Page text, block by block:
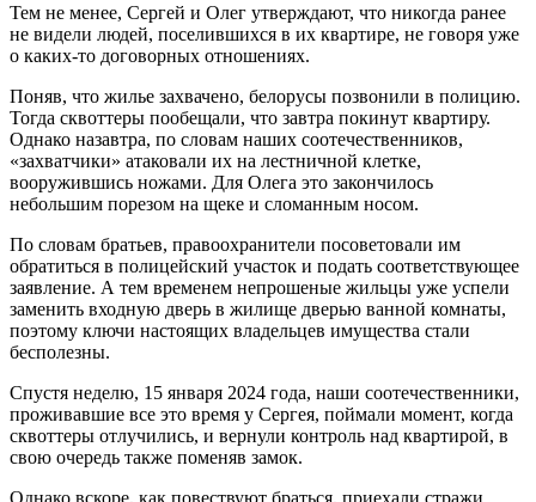
Тем не менее, Сергей и Олег утверждают, что никогда ранее
не видели людей, поселившихся в их квартире, не говоря уже
о каких-то договорных отношениях.
Поняв, что жилье захвачено, белорусы позвонили в полицию.
Тогда сквоттеры пообещали, что завтра покинут квартиру.
Однако назавтра, по словам наших соотечественников,
«захватчики» атаковали их на лестничной клетке,
вооружившись ножами. Для Олега это закончилось
небольшим порезом на щеке и сломанным носом.
По словам братьев, правоохранители посоветовали им
обратиться в полицейский участок и подать соответствующее
заявление. А тем временем непрошеные жильцы уже успели
заменить входную дверь в жилище дверью ванной комнаты,
поэтому ключи настоящих владельцев имущества стали
бесполезны.
Спустя неделю, 15 января 2024 года, наши соотечественники,
проживавшие все это время у Сергея, поймали момент, когда
сквоттеры отлучились, и вернули контроль над квартирой, в
свою очередь также поменяв замок.
Однако вскоре, как повествуют браться, приехали стражи